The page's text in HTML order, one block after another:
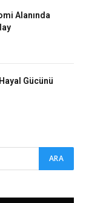
Alanında
Gücünü